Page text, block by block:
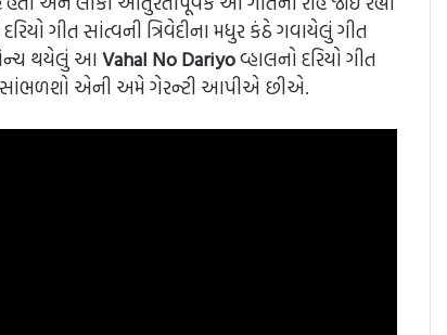
ગીત સાંત્વની ત્રિવેદીના મધુર કંઠે ગવાયેલું ગીત
થયેલું આVahal No Dariyoવ્હાલનો દરિયો ગીત
સાંભળશો એની અમે ગેરન્ટી આપીએ છીએ.